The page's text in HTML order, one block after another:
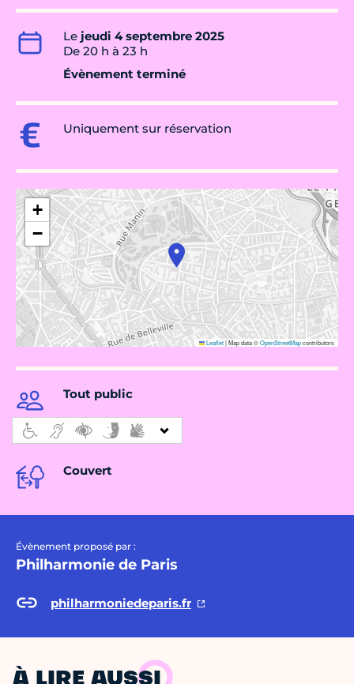
Le jeudi 4 septembre 2025
De 20 h à 23 h
Évènement terminé
Uniquement sur réservation
+
−
Leaflet|Map data ©OpenStreetMapcontributors
Tout public
Couvert
Évènement proposé par :
Philharmonie de Paris
philharmoniedeparis.fr